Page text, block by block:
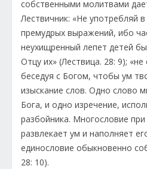
собственными молитвами
Лествичник: «Не употребляй
премудрых выражений, ибо
неухищренный лепет детей
Отцу их» (Лествица. 28: 9);
беседуя с Богом, чтобы ум
изыскание слов. Одно слово
Бога, и одно изречение,
разбойника. Многословие
развлекает ум и наполняет
единословие обыкновенно
28: 10).